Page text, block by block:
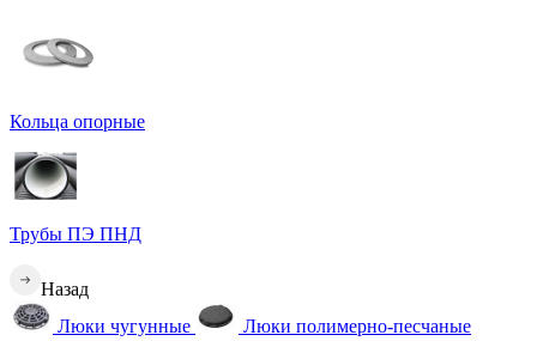
Кольца опорные
Трубы ПЭ ПНД
Назад
Люки чугунные
Люки полимерно-песчаные